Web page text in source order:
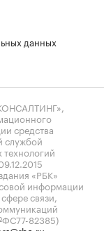
данных
средства
службой
«РБК»
информации
связи,
82385)